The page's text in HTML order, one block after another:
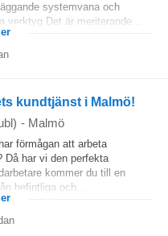
systemvana och
Det är meriterande...
kundtjänst i Malmö!
- Malmö
förmågan att arbeta
Då har vi den perfekta
kommer du till en
befintliga och...